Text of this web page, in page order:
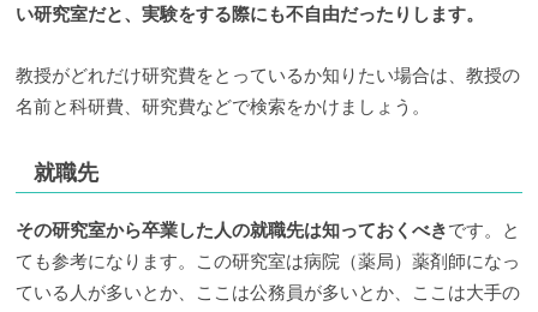
い研究室だと、実験をする際にも不自由だったりします。
教授がどれだけ研究費をとっているか知りたい場合は、教授の
名前と科研費、研究費などで検索をかけましょう。
就職先
その研究室から卒業した人の就職先は知っておくべきです。と
ても参考になります。この研究室は病院（薬局）薬剤師になっ
ている人が多いとか、ここは公務員が多いとか、ここは大手の